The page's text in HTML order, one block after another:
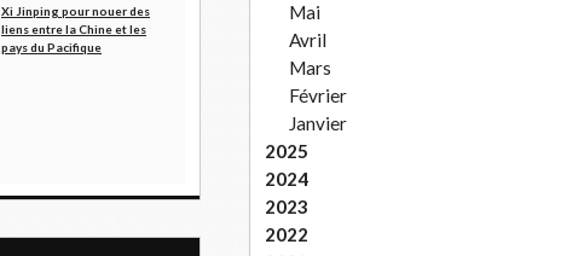
Xi Jinping pour nouer des
liens entre la Chine et les
pays du Pacifique
Mai
Avril
Mars
Février
Janvier
2025
2024
2023
2022